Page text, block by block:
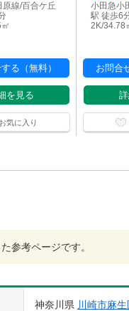
原線/百合ケ丘
る（無料）
を見る
お気に入り
小田急小
駅 徒歩6
2K/34.78
お問合
参考ページです。
神奈川県 川崎市麻